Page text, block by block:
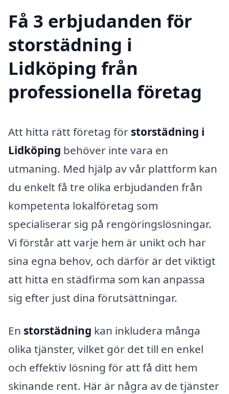
Få 3 erbjudanden för
storstädning i
Lidköping från
professionella företag
Att hitta rätt företag för storstädning i
Lidköping behöver inte vara en
utmaning. Med hjälp av vår plattform kan
du enkelt få tre olika erbjudanden från
kompetenta lokalföretag som
specialiserar sig på rengöringslösningar.
Vi förstår att varje hem är unikt och har
sina egna behov, och därför är det viktigt
att hitta en städfirma som kan anpassa
sig efter just dina förutsättningar.
En storstädning kan inkludera många
olika tjänster, vilket gör det till en enkel
och effektiv lösning för att få ditt hem
skinande rent. Här är några av de tjänster